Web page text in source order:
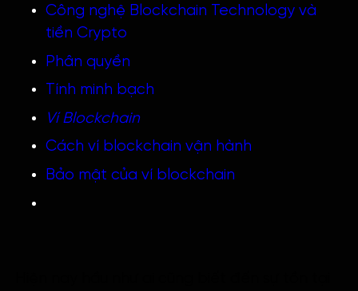
Công nghệ Blockchain Technology và
tiền Crypto
Phân quyền
Tính minh bạch
Ví Blockchain
Cách ví blockchain vận hành
Bảo mật của ví blockchain